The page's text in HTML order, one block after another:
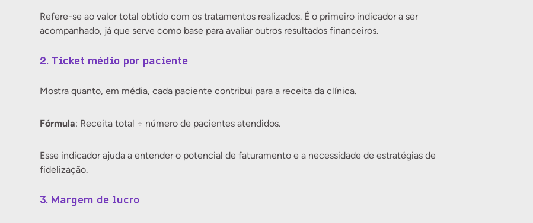
Refere-se ao valor total obtido com os tratamentos realizados. É o primeiro indicador a ser
acompanhado, já que serve como base para avaliar outros resultados financeiros.
2. Ticket médio por paciente
Mostra quanto, em média, cada paciente contribui para a receita da clínica.
Fórmula: Receita total ÷ número de pacientes atendidos.
Esse indicador ajuda a entender o potencial de faturamento e a necessidade de estratégias de
fidelização.
3. Margem de lucro